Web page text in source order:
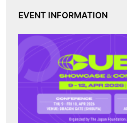
EVENT INFORMATION